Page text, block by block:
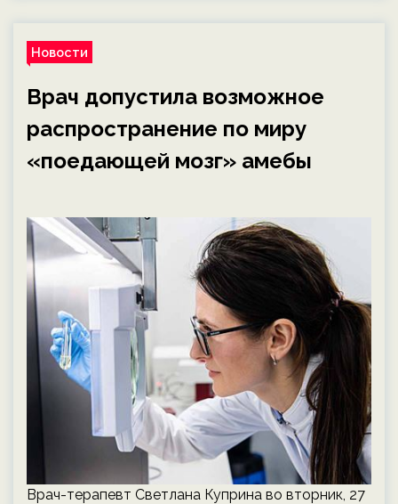
Новости
Врач допустила возможное
распространение по миру
«поедающей мозг» амебы
Врач-терапевт Светлана Куприна во вторник, 27